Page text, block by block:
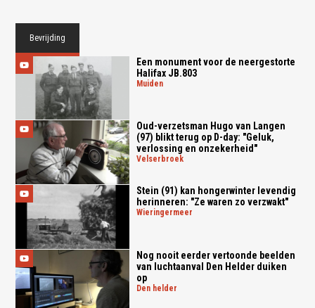
Bevrijding
Een monument voor de neergestorte
Halifax JB.803
muiden
Oud-verzetsman Hugo van Langen
(97) blikt terug op D-day: "Geluk,
verlossing en onzekerheid"
velserbroek
Stein (91) kan hongerwinter levendig
herinneren: "Ze waren zo verzwakt"
wieringermeer
Nog nooit eerder vertoonde beelden
van luchtaanval Den Helder duiken
op
den helder